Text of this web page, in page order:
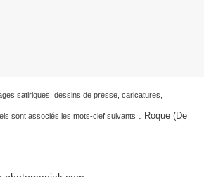
satiriques, dessins de presse, caricatures,
sont associés les mots-clef suivants : Roque (De